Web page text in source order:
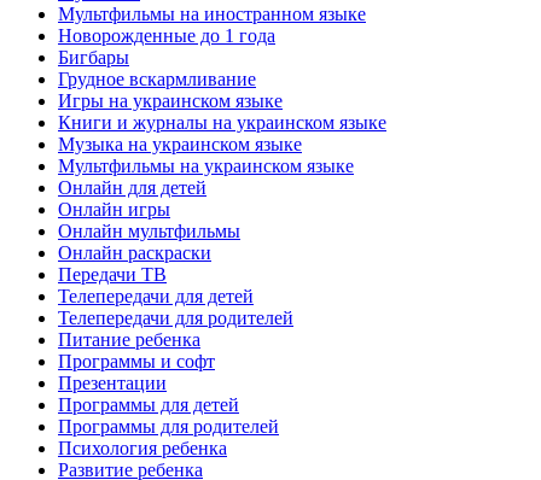
Мультфильмы на иностранном языке
Новорожденные до 1 года
Бигбары
Грудное вскармливание
Игры на украинском языке
Книги и журналы на украинском языке
Музыка на украинском языке
Мультфильмы на украинском языке
Онлайн для детей
Онлайн игры
Онлайн мультфильмы
Онлайн раскраски
Передачи ТВ
Телепередачи для детей
Телепередачи для родителей
Питание ребенка
Программы и софт
Презентации
Программы для детей
Программы для родителей
Психология ребенка
Развитие ребенка